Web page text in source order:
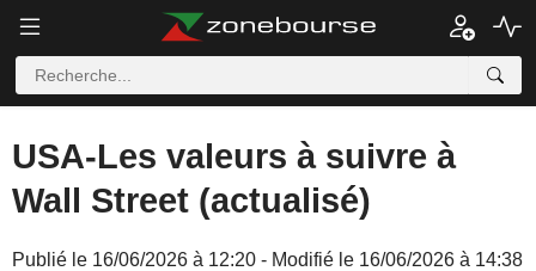
USA-Les valeurs à suivre à
Wall Street (actualisé)
Publié le 16/06/2026 à 12:20 - Modifié le 16/06/2026 à 14:38